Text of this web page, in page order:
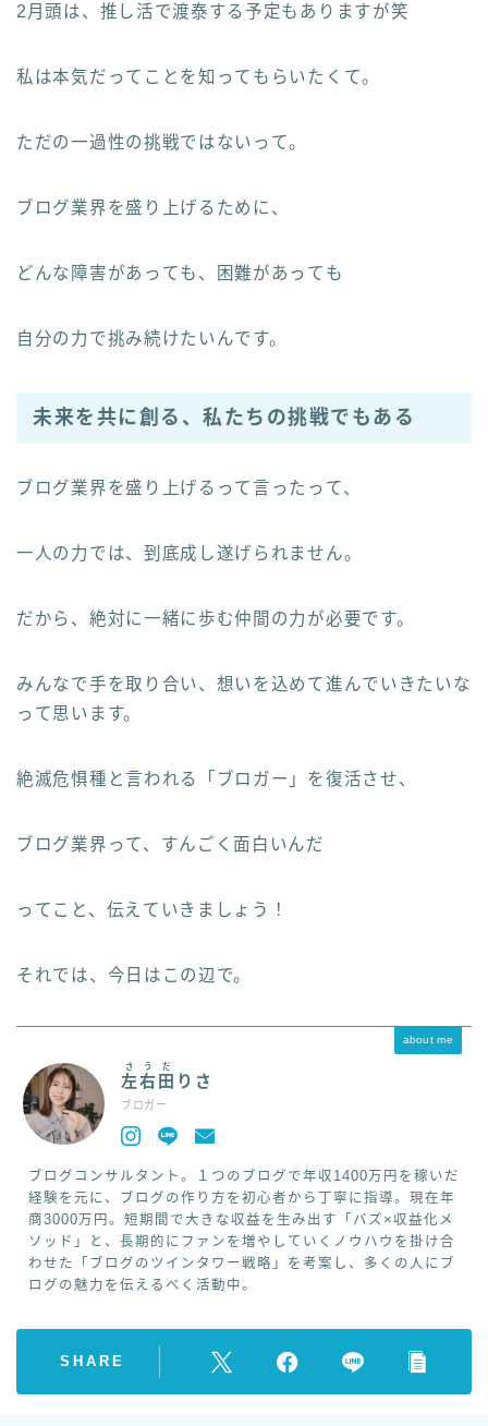
2月頭は、推し活で渡泰する予定もありますが笑
私は本気だってことを知ってもらいたくて。
ただの一過性の挑戦ではないって。
ブログ業界を盛り上げるために、
どんな障害があっても、困難があっても
自分の力で挑み続けたいんです。
未来を共に創る、私たちの挑戦でもある
ブログ業界を盛り上げるって言ったって、
一人の力では、到底成し遂げられません。
だから、絶対に一緒に歩む仲間の力が必要です。
みんなで手を取り合い、想いを込めて進んでいきたいな
って思います。
絶滅危惧種と言われる「ブロガー」を復活させ、
ブログ業界って、すんごく面白いんだ
ってこと、伝えていきましょう！
それでは、今日はこの辺で。
about me
左右田
さうだ
りさ
ブロガー
ブログコンサルタント。１つのブログで年収1400万円を稼いだ
経験を元に、ブログの作り方を初心者から丁寧に指導。現在年
商3000万円。短期間で大きな収益を生み出す「バズ×収益化メ
ソッド」と、長期的にファンを増やしていくノウハウを掛け合
わせた「ブログのツインタワー戦略」を考案し、多くの人にブ
ログの魅力を伝えるべく活動中。
SHARE